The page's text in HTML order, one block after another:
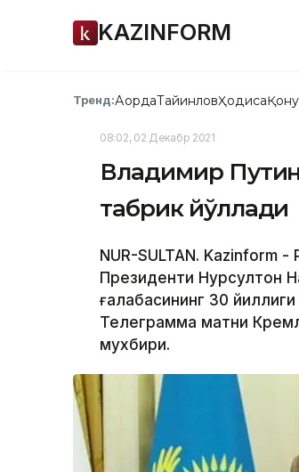
KAZINFORM
Тренд:АқордаТайинловҲодиса
08:02, 02 Декабр 2021
Владимир
табрик йўллади
NUR-SULTAN. Kazinform
Президенти Нурсултон
ғалабасининг 30
Телеграмма матни
мухбири.